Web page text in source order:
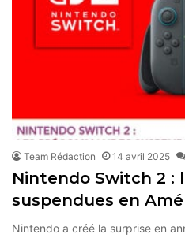
Team Rédaction 14 avril 2025
Nintendo Switch 2 :
suspendues en
Nintendo a créé la surprise en